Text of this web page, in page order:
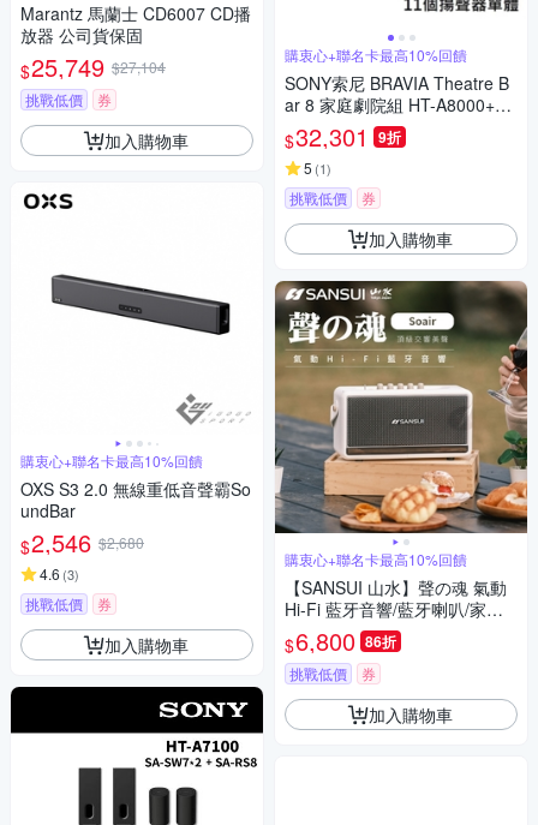
Marantz 馬蘭士 CD6007 CD播
放器 公司貨保固
$25,749 $27,104
挑戰低價
券
加入購物車
購衷心+聯名卡最高10%回饋
OXS S3 2.0 無線重低音聲霸So
undBar
$2,546 $2,680
4.6 (3)
挑戰低價 券
加入購物車
購衷心+聯名卡最高10%回饋
SONY索尼 BRAVIA Theatre B
ar 8 家庭劇院組 HT-A8000+SA
-SW3
$32,301 9折
5 (1)
挑戰低價 券
加入購物車
購衷心+聯名卡最高10%回饋
【SANSUI 山水】聲の魂 氣動
Hi-Fi 藍牙音響/藍牙喇叭/家庭
劇院(SOAIR-R2)-溫莎白
$6,800 86折
挑戰低價 券
加入購物車